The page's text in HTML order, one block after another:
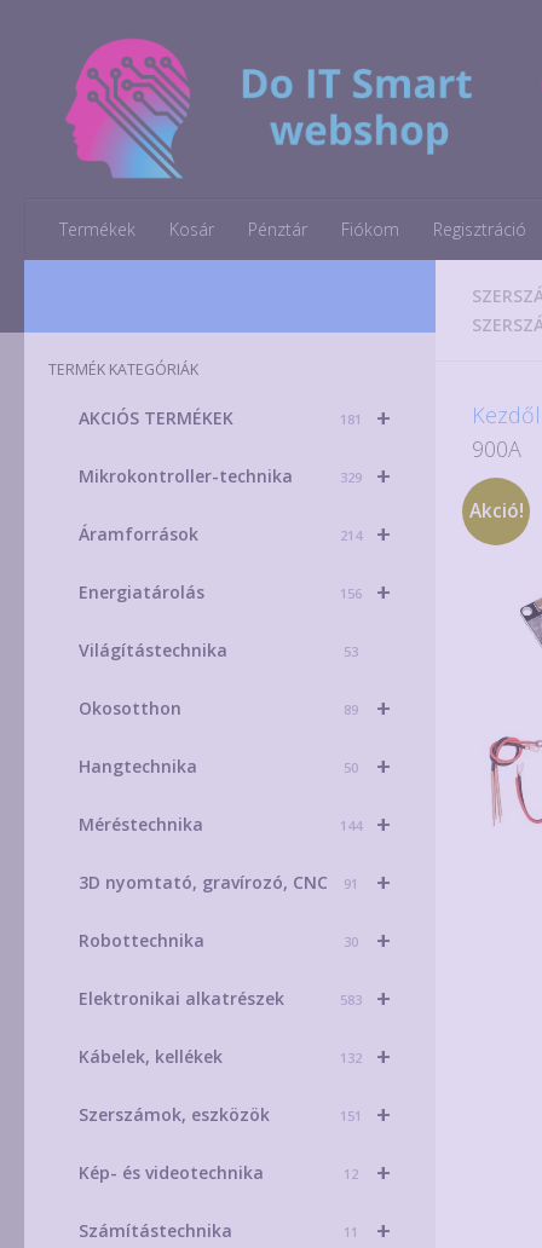
Skip to content
Termékek Kosár Pénztár Fiókom Regisztráció
900A
Akció!
TERMÉK KATEGÓRIÁK
+
AKCIÓS TERMÉKEK 181
+
Mikrokontroller-technika 329
+
Áramforrások 214
+
Energiatárolás 156
Világítástechnika 53
+
Okosotthon 89
+
Hangtechnika 50
+
Méréstechnika 144
+
3D nyomtató, gravírozó, CNC 91
+
Robottechnika 30
+
Elektronikai alkatrészek 583
+
Kábelek, kellékek 132
+
Szerszámok, eszközök 151
+
Kép- és videotechnika 12
+
Számítástechnika 11